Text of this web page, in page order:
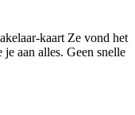
kaart Ze vond het
aan alles. Geen snelle